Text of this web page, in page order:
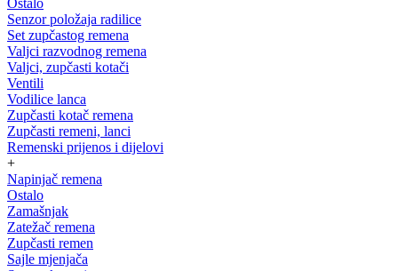
Ostalo
Senzor položaja radilice
Set zupčastog remena
Valjci razvodnog remena
Valjci, zupčasti kotači
Ventili
Vodilice lanca
Zupčasti kotač remena
Zupčasti remeni, lanci
Remenski prijenos i dijelovi
+
Napinjač remena
Ostalo
Zamašnjak
Zatežač remena
Zupčasti remen
Sajle mjenjača